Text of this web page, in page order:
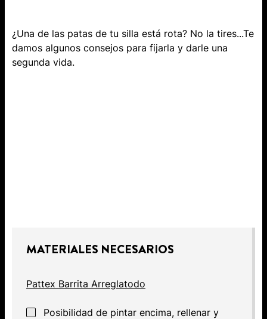
¿Una de las patas de tu silla está rota? No la tires...Te
damos algunos consejos para fijarla y darle una
segunda vida.
MATERIALES NECESARIOS
Pattex Barrita Arreglatodo
Posibilidad de pintar encima, rellenar y